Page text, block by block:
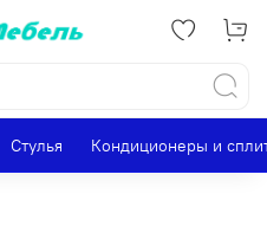
Стулья Кондиционеры и